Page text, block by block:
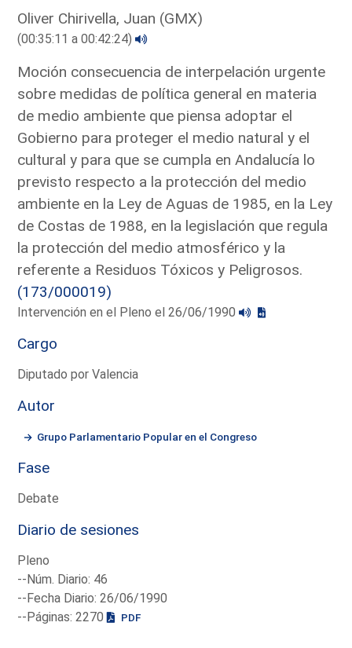
Oliver Chirivella, Juan (GMX)
(00:35:11 a 00:42:24)
Moción consecuencia de interpelación urgente
sobre medidas de política general en materia
de medio ambiente que piensa adoptar el
Gobierno para proteger el medio natural y el
cultural y para que se cumpla en Andalucía lo
previsto respecto a la protección del medio
ambiente en la Ley de Aguas de 1985, en la Ley
de Costas de 1988, en la legislación que regula
la protección del medio atmosférico y la
referente a Residuos Tóxicos y Peligrosos.
(173/000019)
Intervención en el Pleno el 26/06/1990
Cargo
Diputado por Valencia
Autor
Grupo Parlamentario Popular en el Congreso
Fase
Debate
Diario de sesiones
Pleno
--Núm. Diario: 46
--Fecha Diario: 26/06/1990
--Páginas: 2270
PDF